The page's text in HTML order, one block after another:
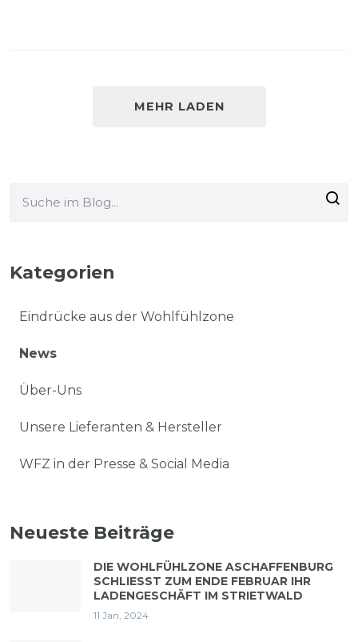
MEHR LADEN
Kategorien
Eindrücke aus der Wohlfühlzone
News
Über-Uns
Unsere Lieferanten & Hersteller
WFZ in der Presse & Social Media
Neueste Beiträge
DIE WOHLFÜHLZONE ASCHAFFENBURG
SCHLIESST ZUM ENDE FEBRUAR IHR L
ADENGESCHÄFT IM STRIETWALD
11 Jan, 2024